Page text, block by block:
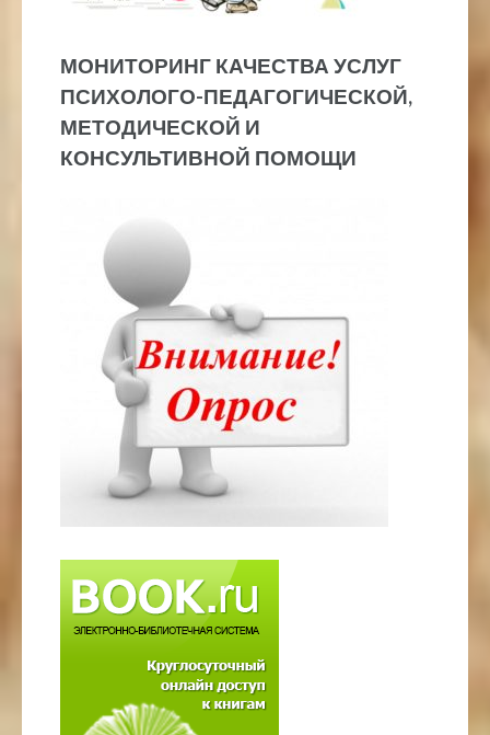
МОНИТОРИНГ КАЧЕСТВА УСЛУГ
ПСИХОЛОГО-ПЕДАГОГИЧЕСКОЙ,
МЕТОДИЧЕСКОЙ И
КОНСУЛЬТИВНОЙ ПОМОЩИ